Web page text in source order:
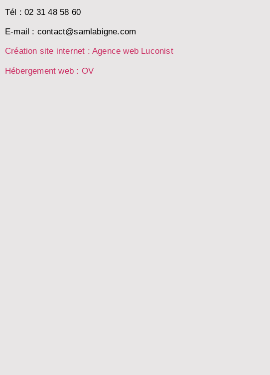
Tél : 02 31 48 58 60
E-mail : contact@samlabigne.com
Création site internet : Agence web Luconist
Hébergement web : OV